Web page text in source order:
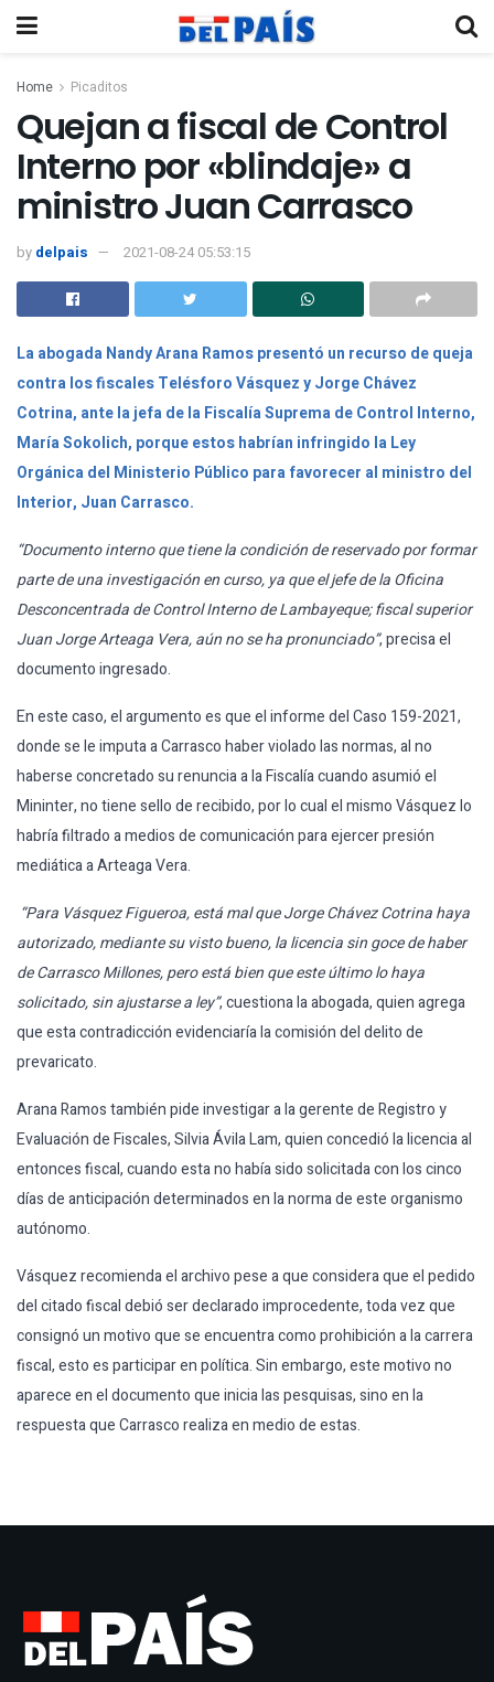
Home Picaditos
Quejan a fiscal de Control
Interno por «blindaje» a
ministro Juan Carrasco
by delpais 2021-08-24 05:53:15
La abogada Nandy Arana Ramos presentó un recurso de queja
contra los fiscales Telésforo Vásquez y Jorge Chávez
Cotrina, ante la jefa de la Fiscalía Suprema de Control Interno,
María Sokolich, porque estos habrían infringido la Ley
Orgánica del Ministerio Público para favorecer al ministro del
Interior, Juan Carrasco.
“Documento interno que tiene la condición de reservado por formar
parte de una investigación en curso, ya que el jefe de la Oficina
Desconcentrada de Control Interno de Lambayeque; fiscal superior
Juan Jorge Arteaga Vera, aún no se ha pronunciado”, precisa el
documento ingresado.
En este caso, el argumento es que el informe del Caso 159-2021,
donde se le imputa a Carrasco haber violado las normas, al no
haberse concretado su renuncia a la Fiscalía cuando asumió el
Mininter, no tiene sello de recibido, por lo cual el mismo Vásquez lo
habría filtrado a medios de comunicación para ejercer presión
mediática a Arteaga Vera.
“Para Vásquez Figueroa, está mal que Jorge Chávez Cotrina haya
autorizado, mediante su visto bueno, la licencia sin goce de haber
de Carrasco Millones, pero está bien que este último lo haya
solicitado, sin ajustarse a ley”, cuestiona la abogada, quien agrega
que esta contradicción evidenciaría la comisión del delito de
prevaricato.
Arana Ramos también pide investigar a la gerente de Registro y
Evaluación de Fiscales, Silvia Ávila Lam, quien concedió la licencia al
entonces fiscal, cuando esta no había sido solicitada con los cinco
días de anticipación determinados en la norma de este organismo
autónomo.
Vásquez recomienda el archivo pese a que considera que el pedido
del citado fiscal debió ser declarado improcedente, toda vez que
consignó un motivo que se encuentra como prohibición a la carrera
fiscal, esto es participar en política. Sin embargo, este motivo no
aparece en el documento que inicia las pesquisas, sino en la
respuesta que Carrasco realiza en medio de estas.